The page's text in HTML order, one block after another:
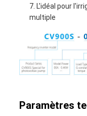
L'idéal pour
multiple
Paramètres